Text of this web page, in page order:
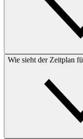
Wie sieht der Zeitplan